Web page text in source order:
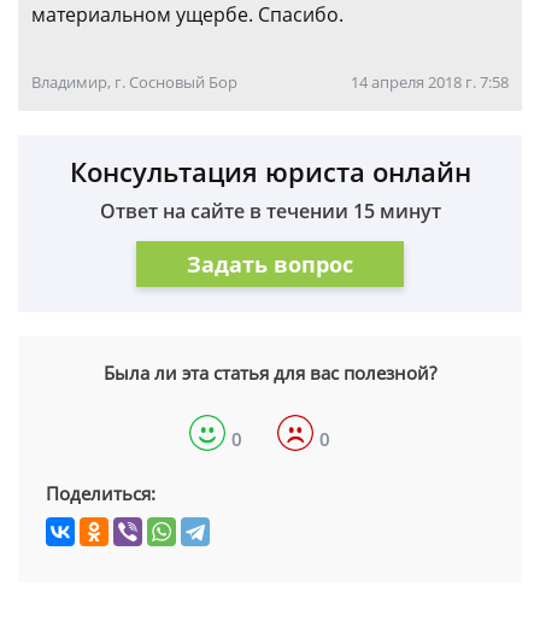
материальном ущербе. Спасибо.
Владимир, г. Сосновый Бор 14 апреля 2018 г. 7:58
Консультация юриста онлайн
Ответ на сайте в течении 15 минут
Задать вопрос
Была ли эта статья для вас полезной?
0 0
Поделиться: